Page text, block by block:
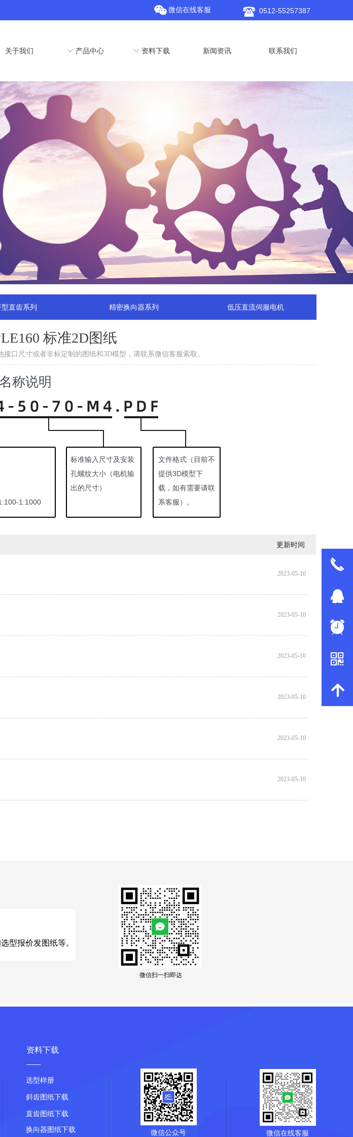
0512-55257387
微信在线客服
关于我们 ꀅ 产品中心 ꀅ 资料下载 新闻资讯 联系我们
标准2D图纸
2023-05-10
2023-05-10
2023-05-10
2023-05-10
2023-05-10
2023-05-10
口尺寸或者非标定制的图纸和3D模型，请联系微信客服索取。
更新时间
1:1000
标准输入尺寸及安装
孔螺纹大小（电机输
出的尺寸）
文件格式（ 目前不
提供3D模型下
载，如有需要请联
系客服）。
称说明
型报价发图纸等。
微信扫一扫即达
直齿系列 精密换向器系列 低压直流伺服电机
资料下载
——
选型样册
斜齿图纸下载
直齿图纸下载
微信公众号 微信在线客服
换向器图纸下载
끅
뀩
뀥
낃
녕